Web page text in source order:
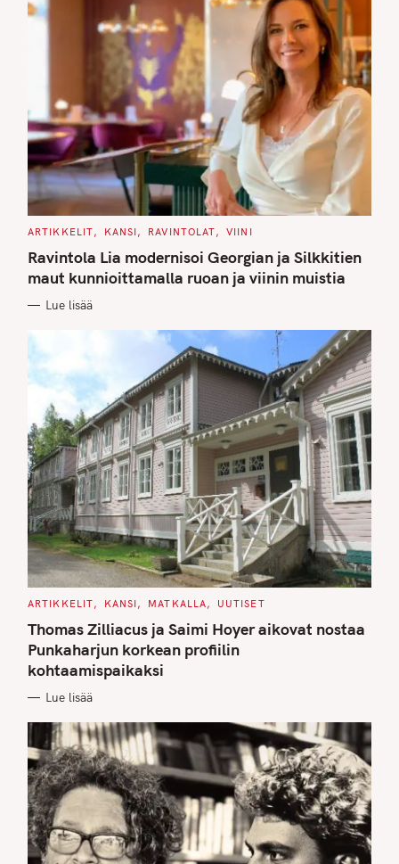
C
T
E
G
O
I
ARTIKKELIT KANSI RAVINTOLAT VIINI
Ravintola Lia modernisoi Georgian ja Silkkitien
maut kunnioittamalla ruoan ja viinin muistia
Lue lisää
C
T
E
G
O
R
I
S
ARTIKKELIT KANSI MATKALLA UUTISET
Thomas Zilliacus ja Saimi Hoyer aikovat nostaa
Punkaharjun korkean profiilin
kohtaamispaikaksi
Lue lisää